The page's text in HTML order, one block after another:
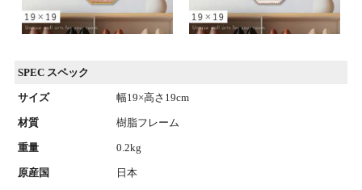
SPEC スペック
サイズ 幅19×高さ19cm
材質 樹脂フレーム
重量 0.2kg
原産国 日本